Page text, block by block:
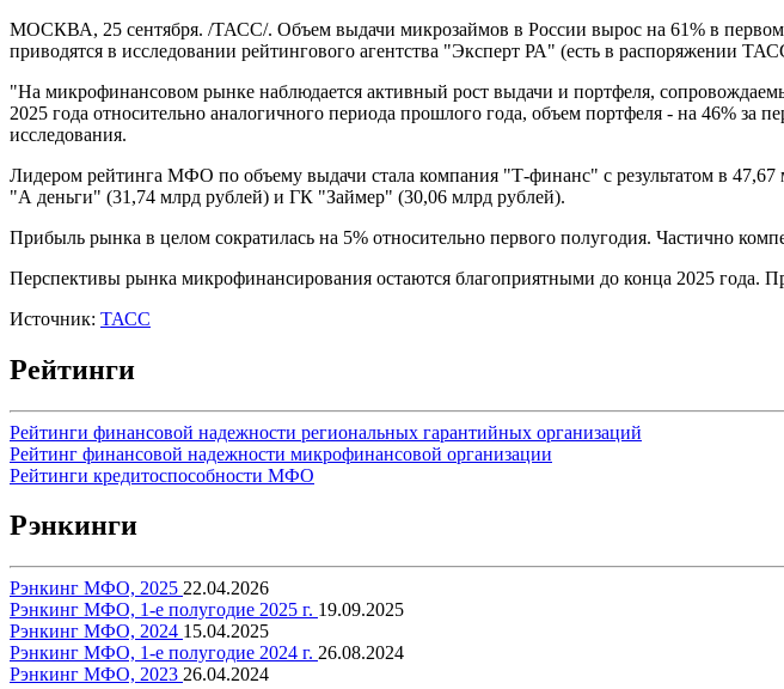
МОСКВА, 25 сентября. /ТАСС/. Объем выдачи микрозаймов в России вырос на 61% в
приводятся в исследовании рейтингового агентства "Эксперт РА" (есть в распоряжении
"На микрофинансовом рынке наблюдается активный рост выдачи и портфеля,
2025 года относительно аналогичного периода прошлого года, объем портфеля - на 46%
исследования.
Лидером рейтинга МФО по объему выдачи стала компания "Т-финанс" с результатом в
"А деньги" (31,74 млрд рублей) и ГК "Займер" (30,06 млрд рублей).
Прибыль рынка в целом сократилась на 5% относительно первого полугодия. Частично
Перспективы рынка микрофинансирования остаются благоприятными до конца 2025 года.
Источник: ТАСС
Рейтинги
Рейтинги финансовой надежности региональных гарантийных организаций
Рейтинг финансовой надежности микрофинансовой организации
Рейтинги кредитоспособности МФО
Рэнкинги
Рэнкинг МФО, 2025 22.04.2026
Рэнкинг МФО, 1-е полугодие 2025 г. 19.09.2025
Рэнкинг МФО, 2024 15.04.2025
Рэнкинг МФО, 1-е полугодие 2024 г. 26.08.2024
Рэнкинг МФО, 2023 26.04.2024